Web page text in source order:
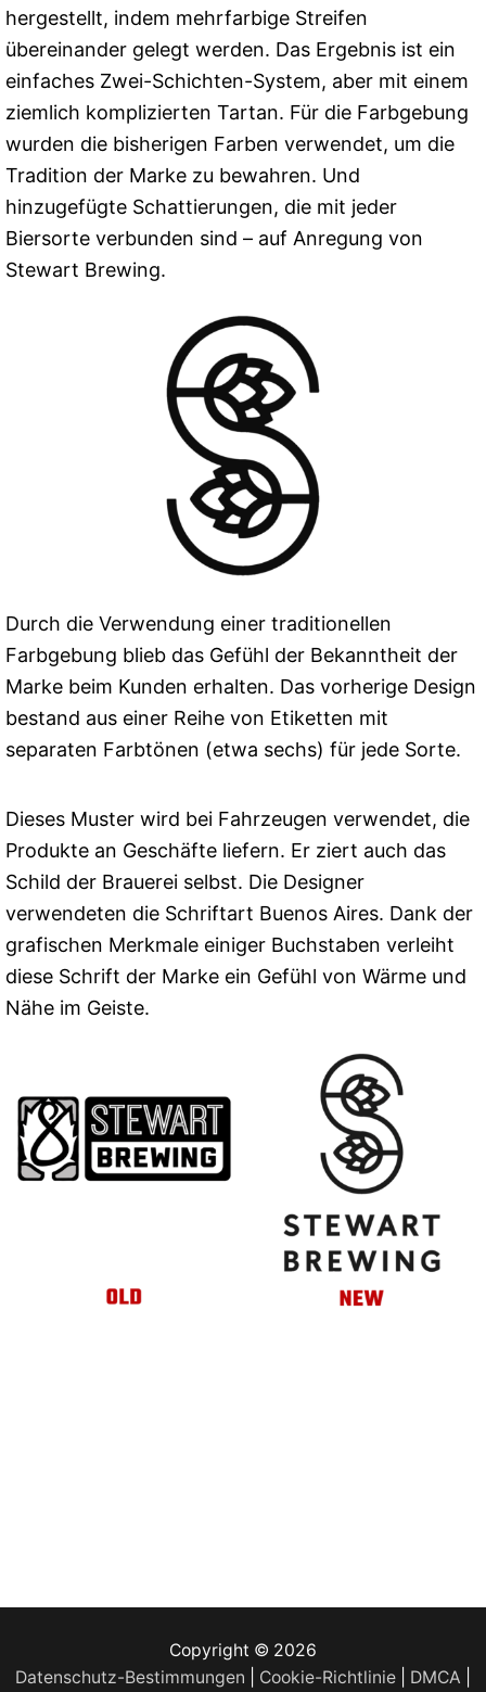
hergestellt, indem mehrfarbige Streifen
übereinander gelegt werden. Das Ergebnis ist ein
einfaches Zwei-Schichten-System, aber mit einem
ziemlich komplizierten Tartan. Für die Farbgebung
wurden die bisherigen Farben verwendet, um die
Tradition der Marke zu bewahren. Und
hinzugefügte Schattierungen, die mit jeder
Biersorte verbunden sind – auf Anregung von
Stewart Brewing.
Durch die Verwendung einer traditionellen
Farbgebung blieb das Gefühl der Bekanntheit der
Marke beim Kunden erhalten. Das vorherige Design
bestand aus einer Reihe von Etiketten mit
separaten Farbtönen (etwa sechs) für jede Sorte.
Dieses Muster wird bei Fahrzeugen verwendet, die
Produkte an Geschäfte liefern. Er ziert auch das
Schild der Brauerei selbst. Die Designer
verwendeten die Schriftart Buenos Aires. Dank der
grafischen Merkmale einiger Buchstaben verleiht
diese Schrift der Marke ein Gefühl von Wärme und
Nähe im Geiste.
Copyright © 2026
Datenschutz-Bestimmungen
Cookie-Richtlinie DMCA